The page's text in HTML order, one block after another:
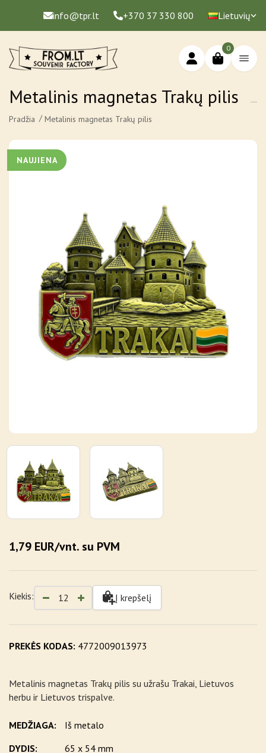
info@tpr.lt +370 37 330 800 Lietuvių
0
Metalinis magnetas Trakų pilis
Pradžia Metalinis magnetas Trakų pilis
NAUJIENA
PREKĖS KODAS: 4772009013973
Metalinis magnetas Trakų pilis su užrašu Trakai, Lietuvos
herbu ir Lietuvos trispalve.
MEDŽIAGA:
Iš metalo
DYDIS:
65 x 54 mm
1,79 EUR/vnt. su PVM
Kiekis: Į krepšelį